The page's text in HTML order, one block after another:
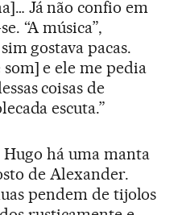
Já não confio em
“A música”,
gostava pacas.
e ele me pedia
coisas de
escuta.”
há uma manta
de Alexander.
pendem de tijolos